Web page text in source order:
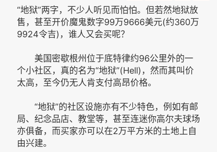
“地狱”两字，不少人听见而怕怕。但若然地狱放
售，甚至开价魔鬼数字99万9666美元(约360万
9924令吉)，谁人又会买呢？
美国密歇根州位于底特律约96公里外的一
个小社区，真的名为“地狱”(Hell)，然而其叫价
太高，至今仍无人肯支付高昂价格。
“地狱”的社区设施亦有不少特色，例如有邮
局、纪念品店、教堂等，甚至连迷你高尔夫球场
亦俱备，而买家亦可以在2万平方米的土地上自
由兴建。